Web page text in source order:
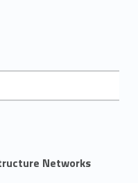
Networks